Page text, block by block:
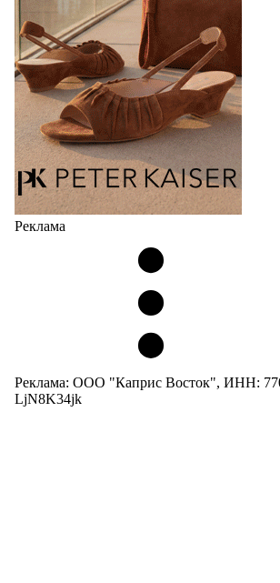
кроссовок обтекаемой формы и с
Но в модели Miu Miu Bubble
05.08.2026 2923
Реклама
Реклама: ООО "Каприс Восток", ИНН:
LjN8K34jk